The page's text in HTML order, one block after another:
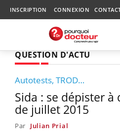
INSCRIPTION CONNEXION
QUESTION D'ACTU
Autotests, TROD…
Sida : se dépister
de juillet 2015
Par Julian Prial